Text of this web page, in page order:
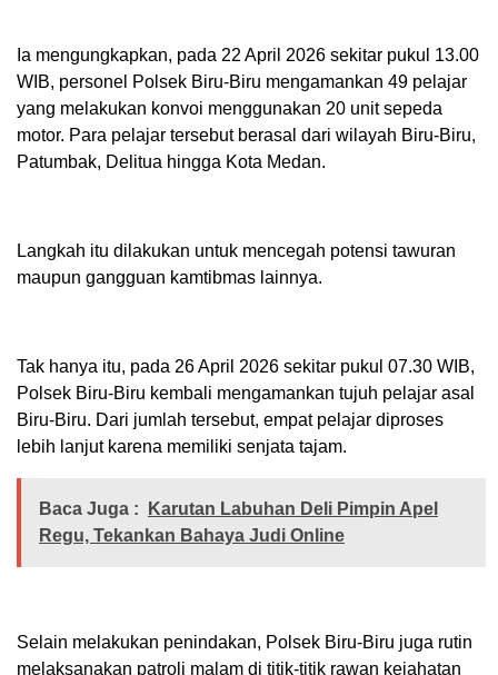
Ia mengungkapkan, pada 22 April 2026 sekitar pukul 13.00
WIB, personel Polsek Biru-Biru mengamankan 49 pelajar
yang melakukan konvoi menggunakan 20 unit sepeda
motor. Para pelajar tersebut berasal dari wilayah Biru-Biru,
Patumbak, Delitua hingga Kota Medan.
Langkah itu dilakukan untuk mencegah potensi tawuran
maupun gangguan kamtibmas lainnya.
Tak hanya itu, pada 26 April 2026 sekitar pukul 07.30 WIB,
Polsek Biru-Biru kembali mengamankan tujuh pelajar asal
Biru-Biru. Dari jumlah tersebut, empat pelajar diproses
lebih lanjut karena memiliki senjata tajam.
Baca Juga :
Karutan Labuhan Deli Pimpin Apel
Regu, Tekankan Bahaya Judi Online
Selain melakukan penindakan, Polsek Biru-Biru juga rutin
melaksanakan patroli malam di titik-titik rawan kejahatan